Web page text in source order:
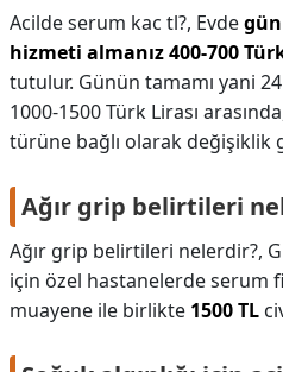
Acilde serum kac tl?, Evde
hizmeti almanız 400-700
tutulur. Günün tamamı yani
1000-1500 Türk Lirası
türüne bağlı olarak değişiklik
Ağır grip belirtileri
Ağır grip belirtileri nelerdir?,
için özel hastanelerde serum
muayene ile birlikte 1500 TL